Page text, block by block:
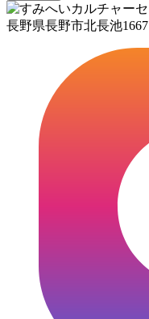
長野県長野市北長池1667